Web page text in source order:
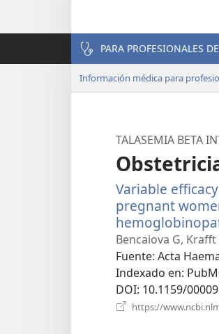
PARA PROFESIONALES
Información médica para
TALASEMIA BETA
Variable
pregnant
Bencaiova G,
Fuente‎: Acta
Indexado en‎:
DOI‎: 10.1159/
https://